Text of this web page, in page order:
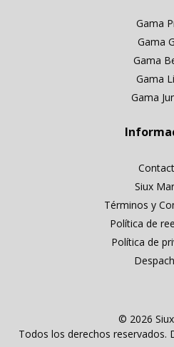
Gama
Gama
Gama
Gama
Gama
Siux
Términos y
Política de
Política de
© 2026
Todos los derechos reservados.